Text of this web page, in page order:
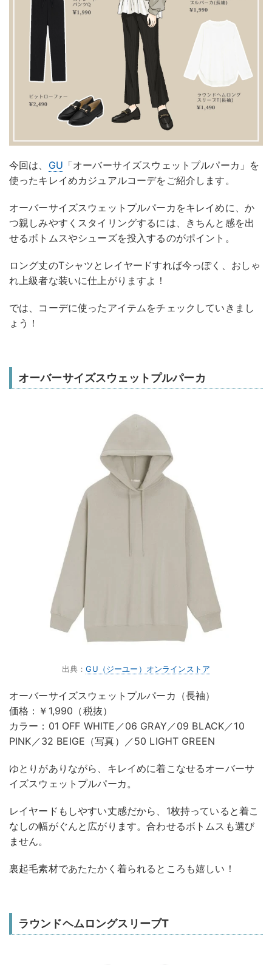
今回は、 GU 「オーバーサイズスウェットプルパーカ」を
使ったキレイめカジュアルコーデをご紹介します。
オーバーサイズスウェットプルパーカをキレイめに、か
つ親しみやすくスタイリングするには、きちんと感を出
せるボトムスやシューズを投入するのがポイント。
ロング丈のTシャツとレイヤードすれば今っぽく、おしゃ
れ上級者な装いに仕上がりますよ！
では、コーデに使ったアイテムをチェックしていきまし
ょう！
オーバーサイズスウェットプルパーカ
出典：GU（ジーユー）オンラインストア
オーバーサイズスウェットプルパーカ（長袖）
価格：￥1,990（税抜）
カラー：01 OFF WHITE／06 GRAY／09 BLACK／10
PINK／32 BEIGE（写真）／50 LIGHT GREEN
ゆとりがありながら、キレイめに着こなせるオーバーサ
イズスウェットプルパーカ。
レイヤードもしやすい丈感だから、1枚持っていると着こ
なしの幅がぐんと広がります。合わせるボトムスも選び
ません。
裏起毛素材であたたかく着られるところも嬉しい！
ラウンドヘムロングスリーブT